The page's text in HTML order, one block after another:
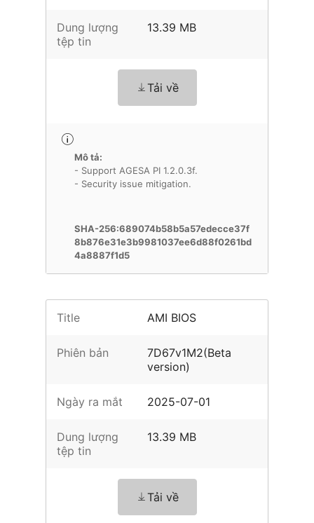
Dung lượng
tệp tin
13.39 MB
Tải về
Mô tả:
- Support AGESA PI 1.2.0.3f.
- Security issue mitigation.
SHA-256:689074b58b5a57edecce37f
8b876e31e3b9981037ee6d88f0261bd
4a8887f1d5
Title AMI BIOS
Phiên bản
7D67v1M2(Beta
version)
Ngày ra mắt 2025-07-01
Dung lượng
tệp tin
13.39 MB
Tải về